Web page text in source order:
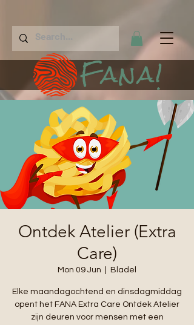
Fana!
Ontdek Atelier (Extra
Care)
Mon 09 Jun Bladel
Elke maandagochtend en dinsdagmiddag
opent het FANA Extra Care Ontdek Atelier
zijn deuren voor mensen met een